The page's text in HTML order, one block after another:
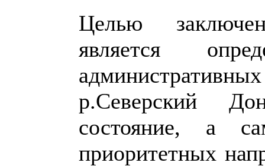
Целью
является
р.Северский
состояние, а
приоритетных